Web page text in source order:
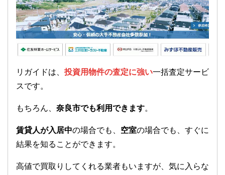
リガイドは、 投資用物件の査定に強い一括査定サービ
スです。
もちろん、 奈良市でも利用できます。
賃貸人が入居中の場合でも、 空室の場合でも、すぐに
結果を知ることができます。
高値で買取りしてくれる業者もいますが、気に入らな